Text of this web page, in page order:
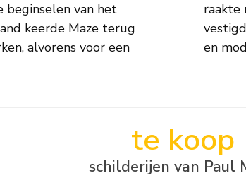
beginselen van het
keerde Maze terug
alvorens voor een
trouwde Maze en
Jessie werd zijn muze,
en
te koop
schilderijen van Paul